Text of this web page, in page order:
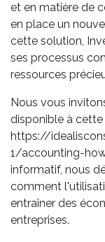
et en matière de
en place un
cette solution,
ses processus
ressources
Nous vous
disponible à cette
https://
1/accounting-
informatif, nous
comment
entraîner des
entreprises.